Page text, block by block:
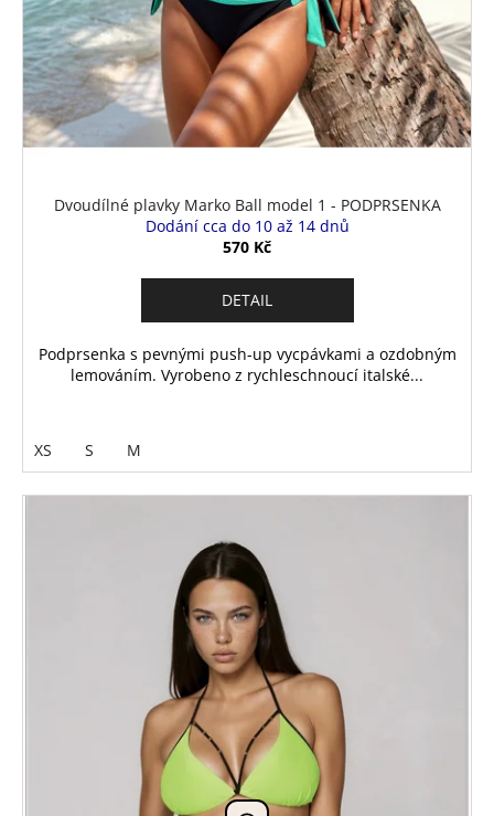
Dvoudílné plavky Marko Ball model 1 - PODPRSENKA
Dodání cca do 10 až 14 dnů
570 Kč
DETAIL
Podprsenka s pevnými push-up vycpávkami a ozdobným
lemováním. Vyrobeno z rychleschnoucí italské...
XS S M